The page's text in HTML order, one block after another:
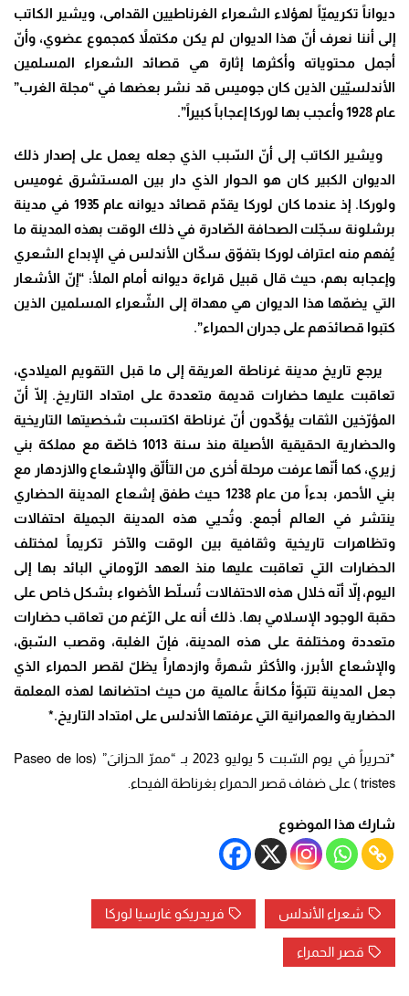
ديواناً تكريميّاً لهؤلاء الشعراء الغرناطيين القدامى، ويشير الكاتب
إلى أننا نعرف أنّ هذا الديوان لم يكن مكتملاً كمجموع عضوي، وأنّ
أجمل محتوياته وأكثرها إثارة هي قصائد الشعراء المسلمين
الأندلسيّين الذين كان جوميس قد نشر بعضها في “مجلة الغرب”
عام 1928 وأعجب بها لوركا إعجاباً كبيراً”.
ويشير الكاتب إلى أنّ السّبب الذي جعله يعمل على إصدار ذلك
الديوان الكبير كان هو الحوار الذي دار بين المستشرق غوميس
ولوركا. إذ عندما كان لوركا يقدّم قصائد ديوانه عام 1935 في مدينة
برشلونة سجّلت الصحافة الصّادرة في ذلك الوقت بهذه المدينة ما
يُفهم منه اعتراف لوركا بتفوّق سكّان الأندلس في الإبداع الشعري
وإعجابه بهم، حيث قال قبيل قراءة ديوانه أمام الملأ: “إنّ الأشعار
التي يضمّها هذا الديوان هي مهداة إلى الشّعراء المسلمين الذين
كتبوا قصائدَهم على جدران الحمراء”.
يرجع تاريخ مدينة غرناطة العريقة إلى ما قبل التقويم الميلادي،
تعاقبت عليها حضارات قديمة متعددة على امتداد التاريخ. إلّا أنّ
المؤرّخين الثقات يؤكّدون أنّ غرناطة اكتسبت شخصيتها التاريخية
والحضارية الحقيقية الأصيلة منذ سنة 1013 خاصّة مع مملكة بني
زيري، كما أنّها عرفت مرحلة أخرى من التألّق والإشعاع والازدهار مع
بني الأحمر، بدءاً من عام 1238 حيث طفق إشعاع المدينة الحضاري
ينتشر في العالم أجمع. وتُحيي هذه المدينة الجميلة احتفالات
وتظاهرات تاريخية وثقافية بين الوقت والآخر تكريماً لمختلف
الحضارات التي تعاقبت عليها منذ العهد الرّوماني البائد بها إلى
اليوم، إلاّ أنّه خلال هذه الاحتفالات تُسلّط الأضواء بشكل خاص على
حقبة الوجود الإسلامي بها. ذلك أنه على الرّغم من تعاقب حضارات
متعددة ومختلفة على هذه المدينة، فإنّ الغلبة، وقصب السّبق،
والإشعاع الأبرز، والأكثر شهرةً وازدهاراً يظلّ لقصر الحمراء الذي
جعل المدينة تتبوّأ مكانةً عالمية من حيث احتضانها لهذه المعلمة
الحضارية والعمرانية التي عرفتها الأندلس على امتداد التاريخ.*
*تحريراً في يوم السّبت 5 يوليو 2023 بـ “ممرّ الحزانىَ” (Paseo de los
tristes ) على ضفاف قصر الحمراء بغرناطة الفيحاء.
شارك هذا الموضوع
شعراء الأندلس فريدريكو غارسيا لوركا
قصر الحمراء